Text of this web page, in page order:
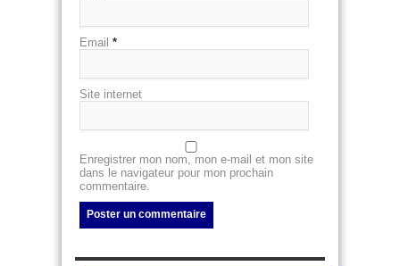
Email *
Site internet
Enregistrer mon nom, mon e-mail et mon site
dans le navigateur pour mon prochain
commentaire.